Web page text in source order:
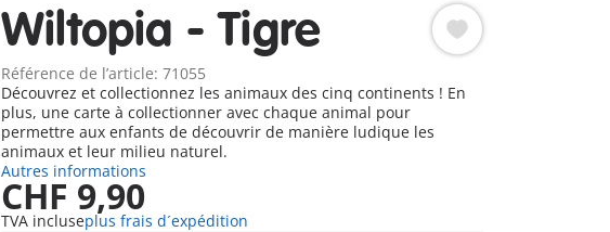
Wiltopia - Tigre
Référence de l’article: 71055
Découvrez et collectionnez les animaux des cinq continents ! En
plus, une carte à collectionner avec chaque animal pour
permettre aux enfants de découvrir de manière ludique les
animaux et leur milieu naturel.
Autres informations
CHF 9,90
TVA incluseplus frais d´expédition